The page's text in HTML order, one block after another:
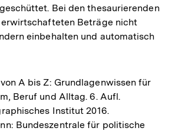
Bei den thesaurierenden
Beträge nicht
einbehalten und automatisch
A bis Z: Grundlagenwissen für
Beruf und Alltag. 6. Aufl.
Institut 2016.
Bundeszentrale für politische